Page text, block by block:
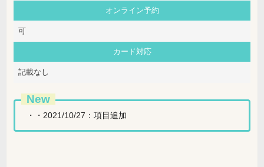
オンライン予約
可
カード対応
記載なし
New
・・2021/10/27：項目追加